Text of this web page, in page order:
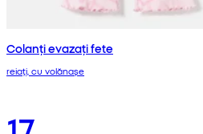
Colanți evazați fete
reiați, cu volănașe